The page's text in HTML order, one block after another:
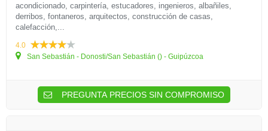
acondicionado, carpintería, estucadores, ingenieros, albañiles,
derribos, fontaneros, arquitectos, construcción de casas,
calefacción,...
4.0
San Sebastián - Donosti/San Sebastián () - Guipúzcoa
PREGUNTA PRECIOS SIN COMPROMISO